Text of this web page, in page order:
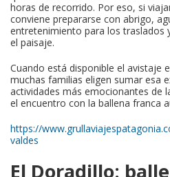
horas de recorrido. Por eso, si
conviene prepararse con abrigo,
entretenimiento para los traslados
el paisaje.
Cuando está disponible el avistaje
muchas familias eligen sumar esa
actividades más emocionantes de
el encuentro con la ballena franca
https://
valdes
El Doradillo: